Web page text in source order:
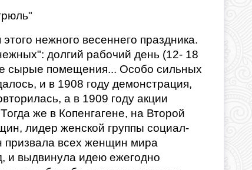
нежного весеннего праздника.
долгий рабочий день (12- 18
сырые помещения... Особо сильных
и в 1908 году демонстрация,
а в 1909 году акции
же в Копенгагене, на Второй
лидер женской группы социал-
призвала всех женщин мира
и выдвинула идею ежегодно